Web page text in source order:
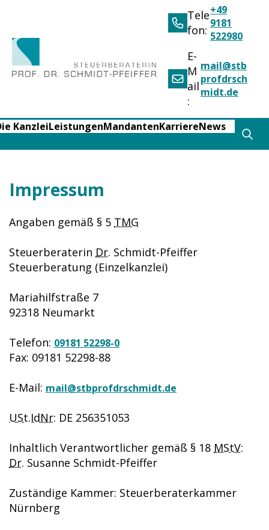
Tele
fon:
+49
9181
522980
E-
M
ail
:
mail@stb
profdrsch
midt.de
KanzleiLeistungenMandantenKarriereNews
Impressum
Angaben gemäß § 5 TMG
Steuerberaterin Dr. Schmidt-Pfeiffer
Steuerberatung (Einzelkanzlei)
Mariahilfstraße 7
92318 Neumarkt
Telefon: 09181 52298-0
Fax: 09181 52298-88
E-Mail: mail@stbprofdrschmidt.de
USt.IdNr: DE 256351053
Inhaltlich Verantwortlicher gemäß § 18 MStV:
Dr. Susanne Schmidt-Pfeiffer
Zuständige Kammer: Steuerberaterkammer
Nürnberg